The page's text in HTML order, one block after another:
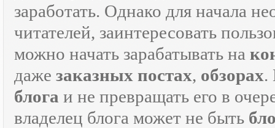
заработать. Однако для начала
читателей, заинтересовать
можно начать зарабатывать на
даже заказных постах, обзорах.
блога и не превращать его в
владелец блога может не быть